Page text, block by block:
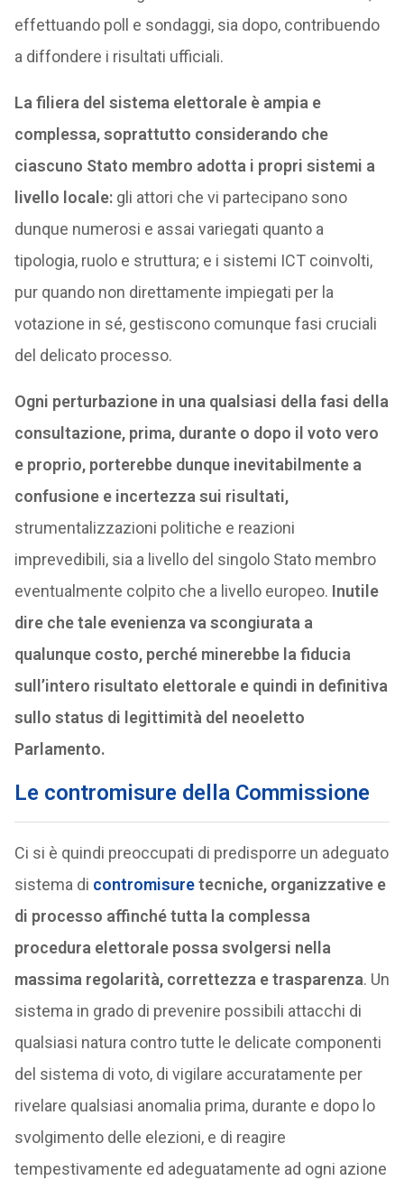
effettuando poll e sondaggi, sia dopo, contribuendo
a diffondere i risultati ufficiali.
La filiera del sistema elettorale è ampia e
complessa, soprattutto considerando che
ciascuno Stato membro adotta i propri sistemi a
livello locale:gli attori che vi partecipano sono
dunque numerosi e assai variegati quanto a
tipologia, ruolo e struttura; e i sistemi ICT coinvolti,
pur quando non direttamente impiegati per la
votazione in sé, gestiscono comunque fasi cruciali
del delicato processo.
Ogni perturbazione in una qualsiasi della fasi della
consultazione, prima, durante o dopo il voto vero
e proprio, porterebbe dunque inevitabilmente a
confusione e incertezza sui risultati,
strumentalizzazioni politiche e reazioni
imprevedibili, sia a livello del singolo Stato membro
eventualmente colpito che a livello europeo. Inutile
dire che tale evenienza va scongiurata a
qualunque costo, perché minerebbe la fiducia
sull’intero risultato elettorale e quindi in definitiva
sullo status di legittimità del neoeletto
Parlamento.
Le contromisure della Commissione
Ci si è quindi preoccupati di predisporre un adeguato
sistema di contromisuretecniche, organizzative e
di processo affinché tutta la complessa
procedura elettorale possa svolgersi nella
massima regolarità, correttezza e trasparenza. Un
sistema in grado di prevenire possibili attacchi di
qualsiasi natura contro tutte le delicate componenti
del sistema di voto, di vigilare accuratamente per
rivelare qualsiasi anomalia prima, durante e dopo lo
svolgimento delle elezioni, e di reagire
tempestivamente ed adeguatamente ad ogni azione